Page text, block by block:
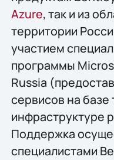
Azure, так и из
территории
участием
программы
Russia
сервисов на
инфраструктуре
Поддержка
специалистами